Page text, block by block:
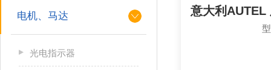
电机、马达
光电指示器